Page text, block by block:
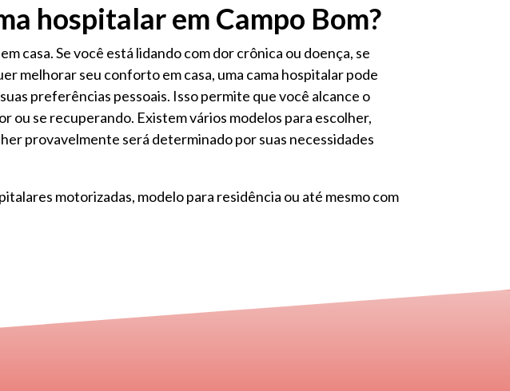
hospitalar em Campo Bom?
casa. Se você está lidando com dor crônica ou doença, se
melhorar seu conforto em casa, uma cama hospitalar pode
preferências pessoais. Isso permite que você alcance o
se recuperando. Existem vários modelos para escolher,
provavelmente será determinado por suas necessidades
motorizadas, modelo para residência ou até mesmo com